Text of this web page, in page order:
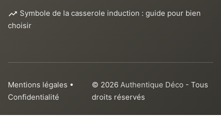
Symbole de la casserole induction : guide pour bien
choisir
Mentions légales •
Confidentialité
© 2026Authentique Déco - Tous
droits réservés